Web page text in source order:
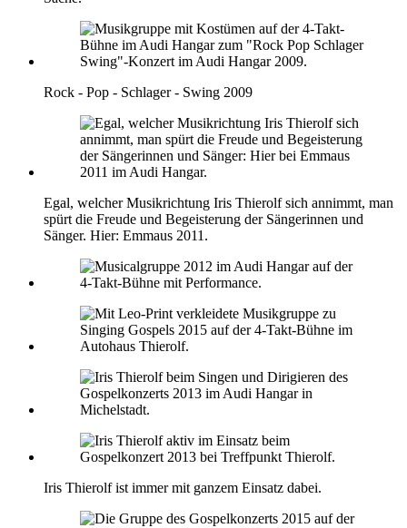
Rock - Pop - Schlager - Swing 2009
Egal, welcher Musikrichtung Iris Thierolf sich annimmt, man
spürt die Freude und Begeisterung der Sängerinnen und
Sänger. Hier: Emmaus 2011.
Iris Thierolf ist immer mit ganzem Einsatz dabei.